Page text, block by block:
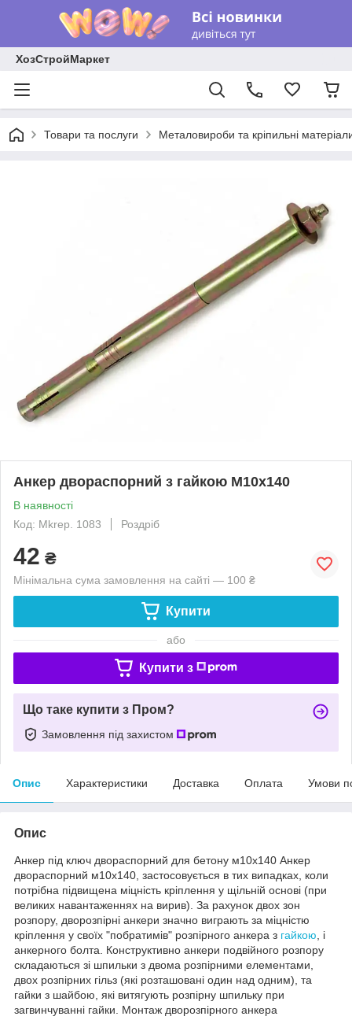
ХозСтройМаркет
Товари та послуги Металовироби та кріпильні
Анкер двораспорний з гайкою М10х140
В наявності
Код: Mkrep. 1083
Роздріб
42 ₴
Мінімальна сума замовлення на сайті — 100 ₴
Купити
або
Купити з
Що таке купити з Пром?
Замовлення під захистом
Опис Характеристики Доставка Оплата Умови
Опис
Анкер під ключ двораспорний для бетону м10х140 Анкер
двораспорний м10х140, застосовується в тих випадках, коли
потрібна підвищена міцність кріплення у щільній основі (при
великих навантаженнях на вирив). За рахунок двох зон
розпору, дворозпірні анкери значно виграють за міцністю
кріплення у своїх "побратимів" розпірного анкера з гайкою , і
анкерного болта. Конструктивно анкери подвійного розпору
складаються зі шпильки з двома розпірними елементами,
двох розпірних гільз (які розташовані один над одним), та
гайки з шайбою, які витягують розпірну шпильку при
загвинчуванні гайки. Монтаж дворозпірного анкера